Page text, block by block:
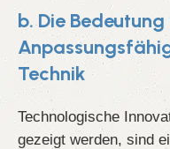
b. Die
Technik
Technologische
gezeigt werden, sind